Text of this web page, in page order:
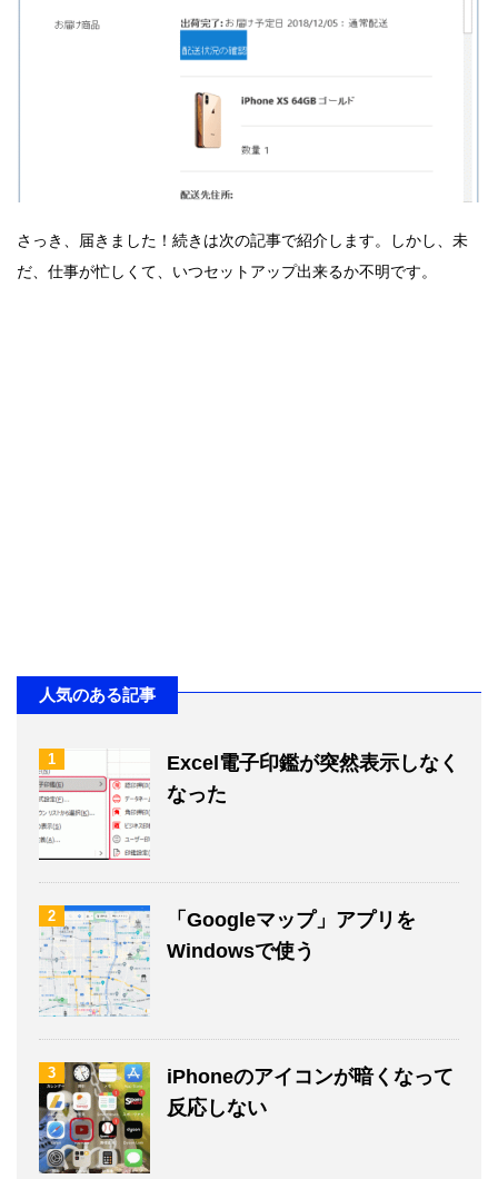
さっき、届きました！続きは次の記事で紹介します。しかし、未
だ、仕事が忙しくて、いつセットアップ出来るか不明です。
人気のある記事
1
Excel電子印鑑が突然表示しなく
なった
2
「Googleマップ」アプリを
Windowsで使う
3
iPhoneのアイコンが暗くなって
反応しない